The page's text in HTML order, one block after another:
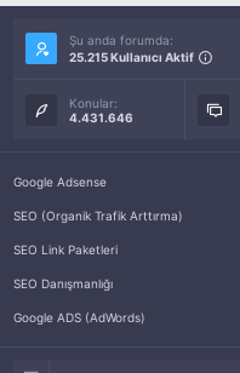
Şu anda forumda:
25.215 Kullanıcı Aktif
Konular:
4.431.646
Google Adsense
SEO (Organik Trafik Arttırma)
SEO Link Paketleri
SEO Danışmanlığı
Google ADS (AdWords)